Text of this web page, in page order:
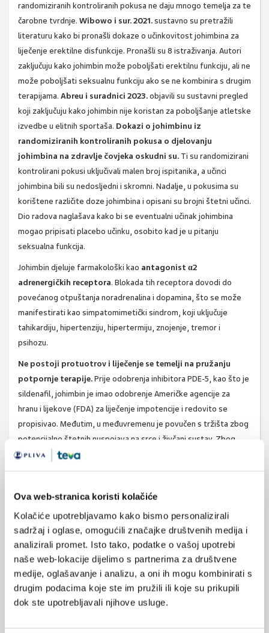
Ova web-stranica koristi kolačiće
Kolačiće upotrebljavamo kako bismo personalizirali
sadržaj i oglase, omogućili značajke društvenih medija i
analizirali promet. Isto tako, podatke o vašoj upotrebi
naše web-lokacije dijelimo s partnerima za društvene
medije, oglašavanje i analizu, a oni ih mogu kombinirati s
drugim podacima koje ste im pružili ili koje su prikupili
dok ste upotrebljavali njihove usluge.
randomiziranih kontroliranih pokusa ne daju mnogo temelja za te
čarobne tvrdnje. Wibowo i sur. 2021.sustavno su pretražili
literaturu kako bi pronašli dokaze o učinkovitost johimbina za
liječenje erektilne disfunkcije. Pronašli su 8 istraživanja. Autori
zaključuju kako johimbin može poboljšati erektilnu funkciju, ali ne
može poboljšati seksualnu funkciju ako se ne kombinira s drugim
terapijama. Abreu i suradnici 2023.objavili su sustavni pregled
koji zaključuju kako johimbin nije koristan za poboljšanje atletske
izvedbe u elitnih sportaša. Dokazi o johimbinu iz
randomiziranih kontroliranih pokusa o djelovanju
johimbina na zdravlje čovjeka oskudni su. Ti su randomizirani
kontrolirani pokusi uključivali malen broj ispitanika, a učinci
johimbina bili su nedosljedni i skromni. Nadalje, u pokusima su
korištene različite doze johimbina i opisani su brojni štetni učinci.
Dio radova naglašava kako bi se eventualni učinak johimbina
mogao pripisati placebo učinku, osobito kad je u pitanju
seksualna funkcija.
Johimbin djeluje farmakološki kao antagonist α2
adrenergičkih receptora. Blokada tih receptora dovodi do
povećanog otpuštanja noradrenalina i dopamina, što se može
manifestirati kao simpatomimetički sindrom, koji uključuje
tahikardiju, hipertenziju, hipertermiju, znojenje, tremor i
psihozu.
Ne postoji protuotrov i liječenje se temelji na pružanju
potpornje terapije.Prije odobrenja inhibitora PDE-5, kao što je
sildenafil, johimbin je imao odobrenje Američke agencije za
hranu i lijekove (FDA) za liječenje impotencije i redovito se
propisivao. Međutim, u međuvremenu je povučen s tržišta zbog
potencijalno štetnih nuspojava na srce i živčani sustav. Zbog
netočnog označavanja proizvoda i potencijalno ozbiljnih
puno potencijalnih štetnih učinaka.
Izvor:Lječničke novine br. 236 – veljača 2025: pdf
simpatomimetici
SVIĐA